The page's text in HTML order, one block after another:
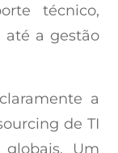
técnico,
até a gestão
a
de TI
globais. Um